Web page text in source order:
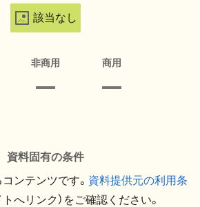
該当なし
非商用 商用
資料固有の条件
ンテンツです。 資料提供元の利用条
トへリンク）をご確認ください。